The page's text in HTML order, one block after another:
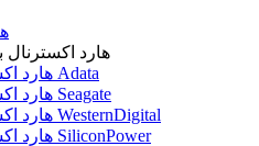
هارد
هارد اکسترنال Adata
هارد اکسترنال Seagate
هارد اکسترنال WesternDigital
هارد اکسترنال SiliconPower